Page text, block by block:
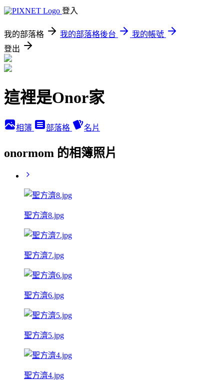
登入
我的部落格 我的部落格後台
我的帳號
登出
這裡是Onor家
相簿 部落格 名片
onormom 的相簿照片
聖方濟8.jpg
聖方濟7.jpg
聖方濟6.jpg
聖方濟5.jpg
聖方濟4.jpg